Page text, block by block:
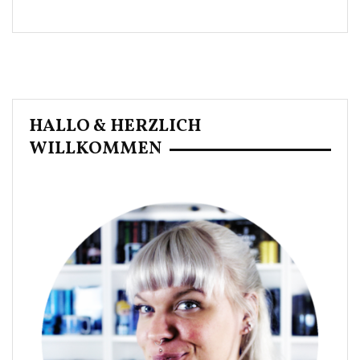
HALLO & HERZLICH
WILLKOMMEN